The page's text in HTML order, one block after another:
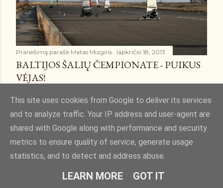
Pranešimą parašė Matas Mizgiris lapkričio 18, 2013
BALTIJOS ŠALIŲ ČEMPIONATE - PUIKUS
VĖJAS!
Teikia „Blogger“
This site uses cookies from Google to deliver its services
and to analyze traffic. Your IP address and user-agent are
shared with Google along with performance and security
metrics to ensure quality of service, generate usage
statistics, and to detect and address abuse.
LEARN MORE GOT IT